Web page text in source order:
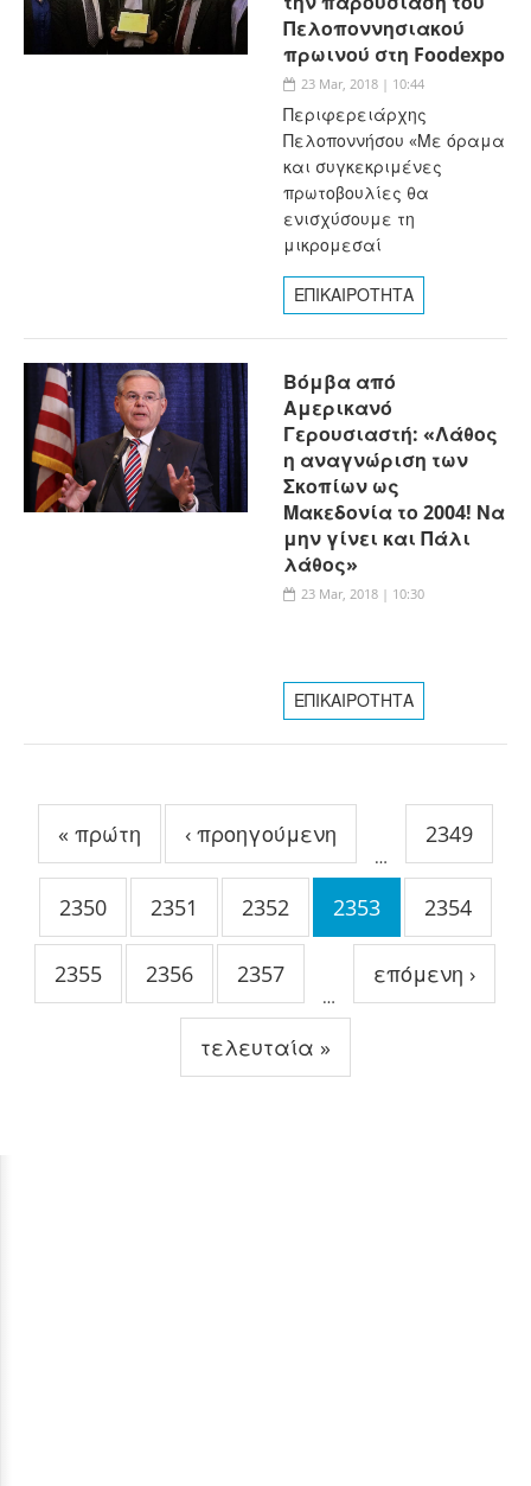
Πελοποννησιακού
πρωινού στη Foodexpo
23 Mar, 2018 | 10:44
Περιφερειάρχης
Πελοποννήσου «Με όραμα
και συγκεκριμένες
πρωτοβουλίες θα
ενισχύσουμε τη
μικρομεσαί
ΕΠΙΚΑΙΡΟΤΗΤΑ
Βόμβα από
Αμερικανό
Γερουσιαστή: «Λάθος
η αναγνώριση των
Σκοπίων ως
Μακεδονία το 2004! Να
μην γίνει και Πάλι
λάθος»
23 Mar, 2018 | 10:30
ΕΠΙΚΑΙΡΟΤΗΤΑ
« πρώτη ‹ προηγούμενη
…
2349
2350 2351 2352 2353 2354
2355 2356 2357
…
επόμενη ›
τελευταία »